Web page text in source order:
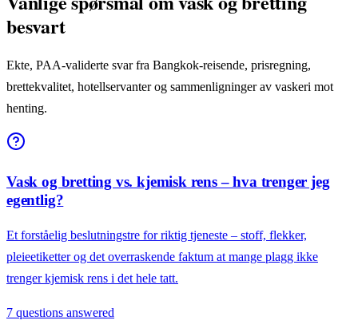
besvart
Ekte, PAA-validerte svar fra Bangkok-reisende, prisregning,
brettekvalitet, hotellservanter og sammenligninger av vaskeri mot
henting.
Vask og bretting vs. kjemisk rens – hva trenger jeg
egentlig?
Et forståelig beslutningstre for riktig tjeneste – stoff, flekker,
pleieetiketter og det overraskende faktum at mange plagg ikke
trenger kjemisk rens i det hele tatt.
7 questions answered